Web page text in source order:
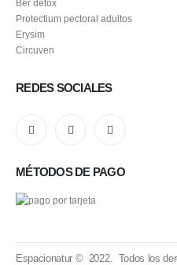
Ber detox
Protectium pectoral adultos
Erysim
Circuven
REDES SOCIALES
MÉTODOS DE PAGO
Espacionatur © 2022. Todos los